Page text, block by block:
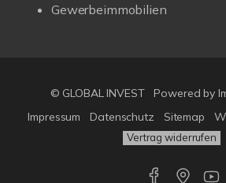
Gewerbeimmobilien
© GLOBAL INVEST Powered by
Impressum
Datenschutz Sitemap
Vertrag widerrufen